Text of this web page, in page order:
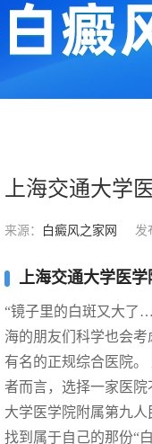
上海交通大学
来源： 白癜风之家网 发
上海交通大学医
“镜子里的白斑又大了
海的朋友们科学也会
有名的正规综合医院
者而言，选择一家医
大学医学院附属第九
找到属于自己的那份“